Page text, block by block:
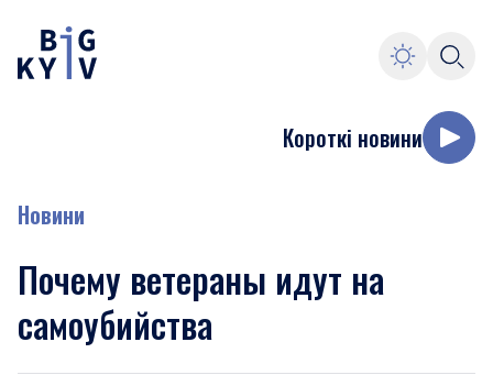
Короткі новини
Новини
Почему ветераны идут на
самоубийства